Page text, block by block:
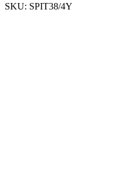
SKU: SPIT38/4Υ